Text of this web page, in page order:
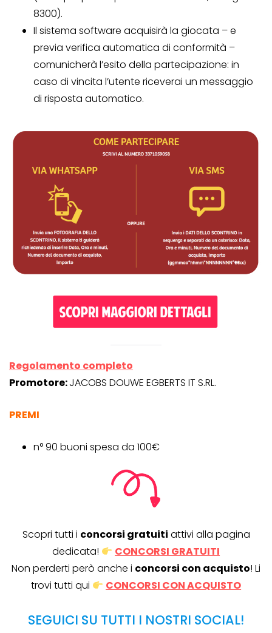
8300).
Il sistema software acquisirà la giocata – e
previa verifica automatica di conformità –
comunicherà l’esito della partecipazione: in
caso di vincita l’utente riceverai un messaggio
di risposta automatico.
Regolamento completo
Promotore:JACOBS DOUWE EGBERTS IT S.RL.
PREMI
n° 90 buoni spesa da 100€
Scopri tutti i concorsi gratuiti attivi alla pagina
dedicata!
CONCORSI GRATUITI
Non perderti però anche i concorsi con acquisto! Li
trovi tutti qui
CONCORSI CON ACQUISTO
SEGUICI SU TUTTI I NOSTRI SOCIAL!